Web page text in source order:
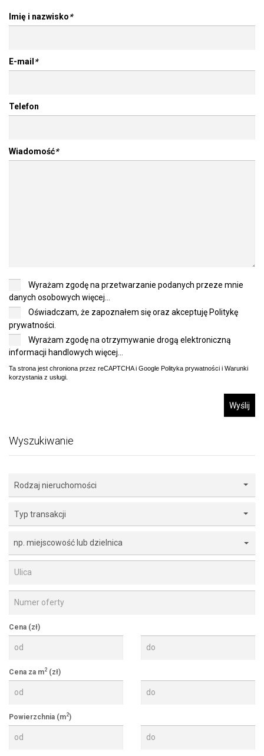
Imię i nazwisko*
E-mail *
Telefon
Wiadomość*
Wyrażam zgodę na przetwarzanie podanych przeze mnie
danych osobowych więcej...
Oświadczam, że zapoznałem się oraz akceptuję Politykę
prywatności
Wyrażam zgodę na otrzymywanie drogą elektroniczną
informacji handlowych więcej...
Ta strona jest chroniona przez reCAPTCHA i Google Polityka prywatności i Warunki
korzystania z usługi
Wyślij
Wyszukiwanie
Rodzaj nieruchomości
Typ transakcji
np. miejscowość lub dzielnica
Cena (zł)
Cena za m2 (zł)
Powierzchnia (m2)